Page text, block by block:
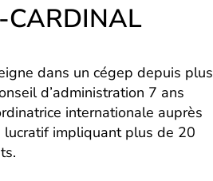
CARDINAL
dans un cégep depuis plus
d’administration 7 ans
internationale auprès
lucratif impliquant plus de 20